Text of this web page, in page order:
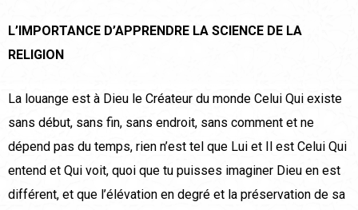
L’IMPORTANCE D’APPRENDRE LA SCIENCE DE LA
RELIGION
La louange est à Dieu le Créateur du monde Celui Qui existe
sans début, sans fin, sans endroit, sans comment et ne
dépend pas du temps, rien n’est tel que Lui et Il est Celui Qui
entend et Qui voit, quoi que tu puisses imaginer Dieu en est
différent, et que l’élévation en degré et la préservation de sa